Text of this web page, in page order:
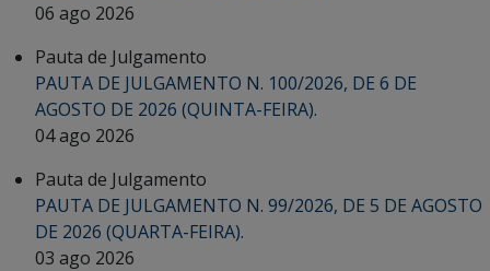
06 ago 2026
Pauta de Julgamento
PAUTA DE JULGAMENTO N. 100/2026, DE 6 DE
AGOSTO DE 2026 (QUINTA-FEIRA).
04 ago 2026
Pauta de Julgamento
PAUTA DE JULGAMENTO N. 99/2026, DE 5 DE AGOSTO
DE 2026 (QUARTA-FEIRA).
03 ago 2026